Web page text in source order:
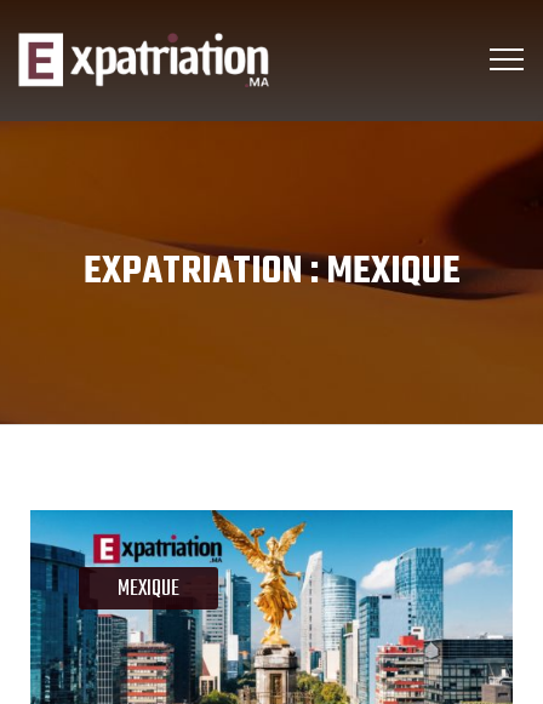
EXPATRIATION :MEXIQUE
MEXIQUE